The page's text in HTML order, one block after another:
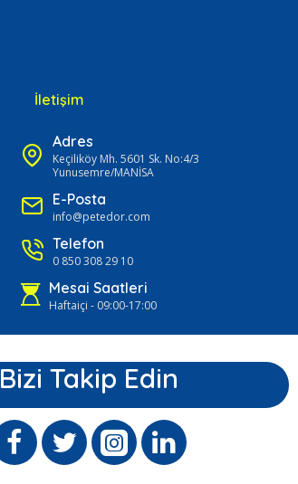
İletişim
Adres
Keçiliköy Mh. 5601 Sk. No:4/3
Yunusemre/MANİSA
E-Posta
info@petedor.com
Telefon
0 850 308 29 10
Mesai Saatleri
Haftaiçi - 09:00-17:00
Bizi Takip Edin